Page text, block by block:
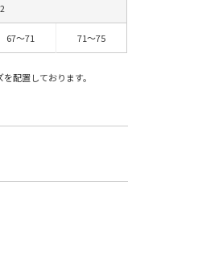
67～71 71～75
配置しております。